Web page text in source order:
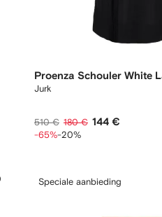
Proenza Schouler White
Jurk
510 € 180 € 144 €
-65%-20%
Speciale aanbieding